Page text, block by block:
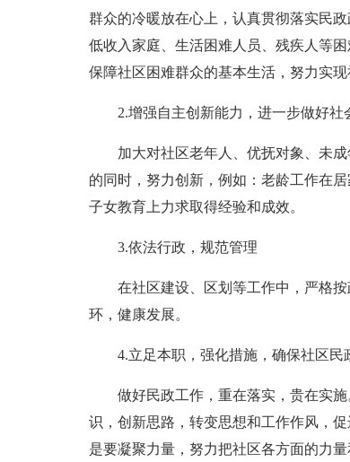
群众的冷暖放在心上，认真贯彻落实民
低收入家庭、生活困难人员、残疾人等
保障社区困难群众的基本生活，努力实现
2.增强自主创新能力，进一步做好社
加大对社区老年人、优抚对象、未
的同时，努力创新，例如：老龄工作在
子女教育上力求取得经验和成效。
3.依法行政，规范管理
在社区建设、区划等工作中，严格
环，健康发展。
4.立足本职，强化措施，确保社区民
做好民政工作，重在落实，贵在实
识，创新思路，转变思想和工作作风，
是要凝聚力量，努力把社区各方面的力